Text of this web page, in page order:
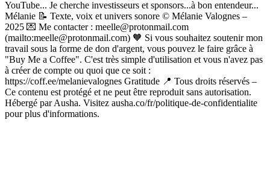
YouTube... Je cherche investisseurs et sponsors...à bon entendeur...
Mélanie 📝 Texte, voix et univers sonore © Mélanie Valognes –
2025 💌 Me contacter : meelle@protonmail.com
(mailto:meelle@protonmail.com) 🧡 Si vous souhaitez soutenir mon
travail sous la forme de don d'argent, vous pouvez le faire grâce à
"Buy Me a Coffee". C'est très simple d'utilisation et vous n'avez pas
à créer de compte ou quoi que ce soit :
https://coff.ee/melanievalognes Gratitude 📍 Tous droits réservés –
Ce contenu est protégé et ne peut être reproduit sans autorisation.
Hébergé par Ausha. Visitez ausha.co/fr/politique-de-confidentialite
pour plus d'informations.